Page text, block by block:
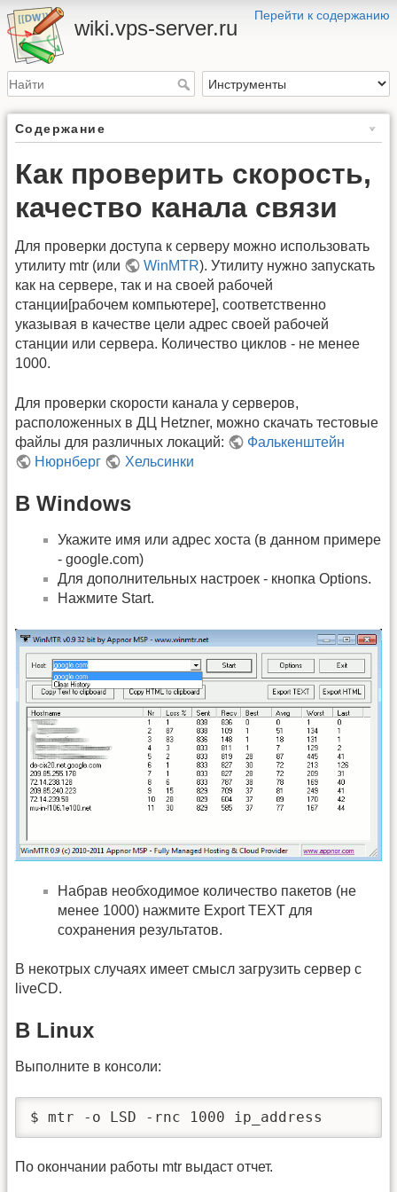
Перейти к содержанию
wiki.vps-server.ru
Содержание
Как проверить скорость,
качество канала связи
Для проверки доступа к серверу можно использовать
утилиту mtr (или
WinMTR). Утилиту нужно запускать
как на сервере, так и на своей рабочей
станции[рабочем компьютере], соответственно
указывая в качестве цели адрес своей рабочей
станции или сервера. Количество циклов - не менее
1000.
Для проверки скорости канала у серверов,
расположенных в ДЦ Hetzner, можно скачать тестовые
файлы для различных локаций:
Фалькенштейн
Нюрнберг
Хельсинки
В Windows
Укажите имя или адрес хоста (в данном примере
- google.com)
Для дополнительных настроек - кнопка Options.
Нажмите Start.
Набрав необходимое количество пакетов (не
менее 1000) нажмите Export TEXT для
сохранения результатов.
В некотрых случаях имеет смысл загрузить сервер с
liveCD.
В Linux
Выполните в консоли:
$ mtr -o LSD -rnc 1000 ip_address
По окончании работы mtr выдаст отчет.